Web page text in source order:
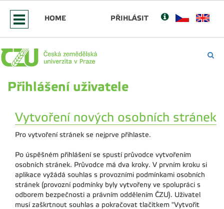
HOME PŘIHLÁSIT
Přihlášení uživatele
Vytvoření nových osobních stránek
Pro vytvoření stránek se nejprve přihlaste.
Po úspěšném přihlášení se spustí průvodce vytvořením
osobních stránek. Průvodce má dva kroky. V prvním kroku si
aplikace vyžádá souhlas s provozními podmínkami osobních
stránek (provozní podmínky byly vytvořeny ve spolupráci s
odborem bezpečnosti a právním oddělením ČZU). Uživatel
musí zaškrtnout souhlas a pokračovat tlačítkem "Vytvořit